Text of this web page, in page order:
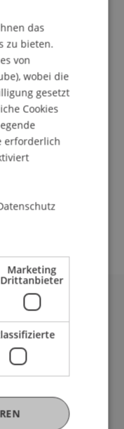
Vaduz
Die Universität
und
das
zu bieten.
von
wobei die
gesetzt
Cookies
erforderlich
Marketing
Drittanbieter